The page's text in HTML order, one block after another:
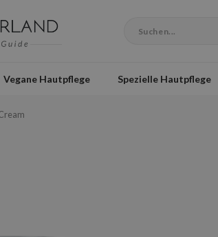
Vegane Hautpflege Spezielle Hautpflege